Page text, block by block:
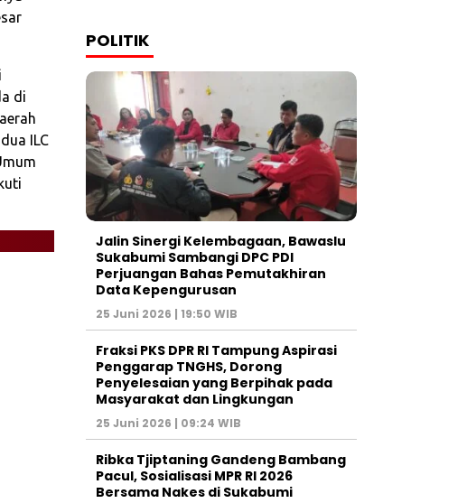
di
ILC
POLITIK
Jalin Sinergi Kelembagaan, Bawaslu
Sukabumi Sambangi DPC PDI
Perjuangan Bahas Pemutakhiran
Data Kepengurusan
25 Juni 2026 | 19:50 WIB
‎Fraksi PKS DPR RI Tampung Aspirasi
Penggarap TNGHS, Dorong
Penyelesaian yang Berpihak pada
Masyarakat dan Lingkungan‎
25 Juni 2026 | 09:24 WIB
Ribka Tjiptaning Gandeng Bambang
Pacul, Sosialisasi MPR RI 2026
Bersama Nakes di Sukabumi